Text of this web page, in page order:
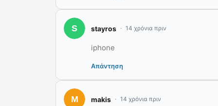
stayros 14 χρόνια πριν
iphone
Απάντηση
makis 14 χρόνια πριν